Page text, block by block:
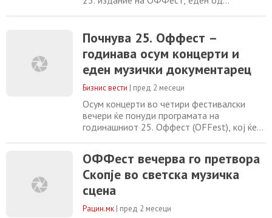
фестивалски вечери, љубителите на
музиката ќе можат да проследат осум
концерти и проекција на музички
документарен филм. Организаторите
програма,
Почнува 25. Оффест –
годинава осум концерти и
еден музички документарец
Бизнис вести | пред 2 месеци
Осум концерти во четири фестивалски
вечери ќе понуди програмата на
годинашниот 25. Оффест (OFFest), кој ќе
најави богата програма со учесници од 12
земји, со посебен акцент на континентот
Африка. Директорот Оливер Белопета на
прес-конференцијата во пресрет на
фестивалот, соопшти
ОФФест вечерва го претвора
Скопје во светска музичка
сцена
Рацин.мк | пред 2 месеци